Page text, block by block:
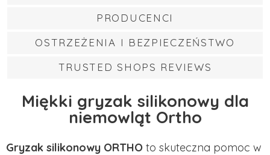
PRODUCENCI
OSTRZEŻENIA I BEZPIECZEŃSTWO
TRUSTED SHOPS REVIEWS
Miękki gryzak silikonowy dla
niemowląt Ortho
Gryzak silikonowy ORTHO to skuteczna pomoc w